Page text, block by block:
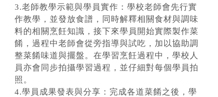
3.老師教學示範與學員實作：學校老師會先行實
作教學，並發放食譜，同時解釋相關食材與調味
料的相關烹飪知識，接下來學員開始實際製作菜
餚，過程中老師會從旁指導與試吃，加以協助調
整菜餚味道與擺盤。在學習烹飪過程中，學校人
員亦會同步拍攝學習過程，並仔細對每個學員拍
照。
4.學員成果發表與分享：完成各道菜餚之後，學